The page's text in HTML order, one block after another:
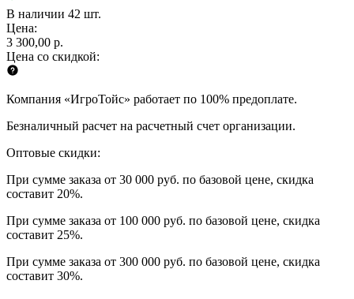
В наличии 42 шт.
Цена:
3 300,00 р.
Цена со скидкой:
Компания «ИгроТойс» работает по 100% предоплате.
Безналичный расчет на расчетный счет организации.
Оптовые скидки:
При сумме заказа от 30 000 руб. по базовой цене, скидка
составит 20%.
При сумме заказа от 100 000 руб. по базовой цене, скидка
составит 25%.
При сумме заказа от 300 000 руб. по базовой цене, скидка
составит 30%.